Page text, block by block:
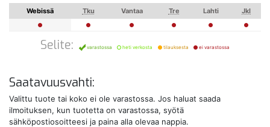
Webissä Tku Vantaa Tre Lahti Jkl
Selite: varastossa heti verkosta tilauksesta ei varastossa
Saatavuusvahti:
Valittu tuote tai koko ei ole varastossa. Jos haluat saada
ilmoituksen, kun tuotetta on varastossa, syötä
sähköpostiosoitteesi ja paina alla olevaa nappia.